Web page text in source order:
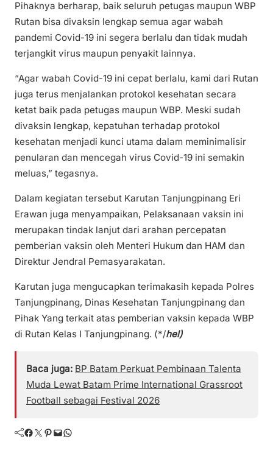
Pihaknya berharap, baik seluruh petugas maupun WBP
Rutan bisa divaksin lengkap semua agar wabah
pandemi Covid-19 ini segera berlalu dan tidak mudah
terjangkit virus maupun penyakit lainnya.
“Agar wabah Covid-19 ini cepat berlalu, kami dari Rutan
juga terus menjalankan protokol kesehatan secara
ketat baik pada petugas maupun WBP. Meski sudah
divaksin lengkap, kepatuhan terhadap protokol
kesehatan menjadi kunci utama dalam meminimalisir
penularan dan mencegah virus Covid-19 ini semakin
meluas,” tegasnya.
Dalam kegiatan tersebut Karutan Tanjungpinang Eri
Erawan juga menyampaikan, Pelaksanaan vaksin ini
merupakan tindak lanjut dari arahan percepatan
pemberian vaksin oleh Menteri Hukum dan HAM dan
Direktur Jendral Pemasyarakatan.
Karutan juga mengucapkan terimakasih kepada Polres
Tanjungpinang, Dinas Kesehatan Tanjungpinang dan
Pihak Yang terkait atas pemberian vaksin kepada WBP
di Rutan Kelas I Tanjungpinang. (*/hel)
Baca juga: BP Batam Perkuat Pembinaan Talenta
Muda Lewat Batam Prime International Grassroot
Football sebagai Festival 2026
Facebook Twitter Pinterest Mail WhatsApp